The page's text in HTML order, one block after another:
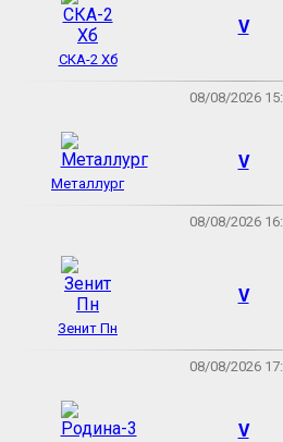
СКА-2 Хб
V
08/08/2026
Металлург
V
08/08/2026
Зенит Пн
V
08/08/2026
V